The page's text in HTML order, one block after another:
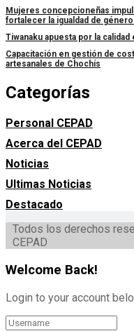
Mujeres concepcioneñas
fortalecer la igualdad de
Tiwanaku apuesta por la
Capacitación en gestión de
artesanales de Chochís
Categorías
Personal CEPAD
Acerca del CEPAD
Noticias
Ultimas Noticias
Destacado
Todos los derechos
CEPAD
Welcome Back!
Login to your account